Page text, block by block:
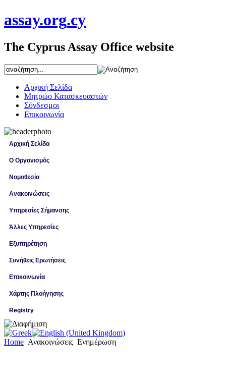
assay.org.cy
The Cyprus Assay Office website
Αρχική Σελίδα
Μητρώο Κατασκευαστών
Σύνδεσμοι
Επικοινωνία
Αρχική Σελίδα
Ο Οργανισμός
Νομοθεσία
Ανακοινώσεις
Υπηρεσίες Σήμανσης
Άλλες Υπηρεσίες
Εξυπηρέτηση
Συνήθεις Ερωτήσεις
Επικοινωνία
Χάρτης Πλοήγησης
Registry
Home Ανακοινώσεις Ενημέρωση